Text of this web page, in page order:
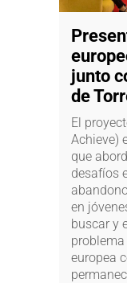
junto
de
El
Achieve)
que
desafíos
en
buscar y
europea